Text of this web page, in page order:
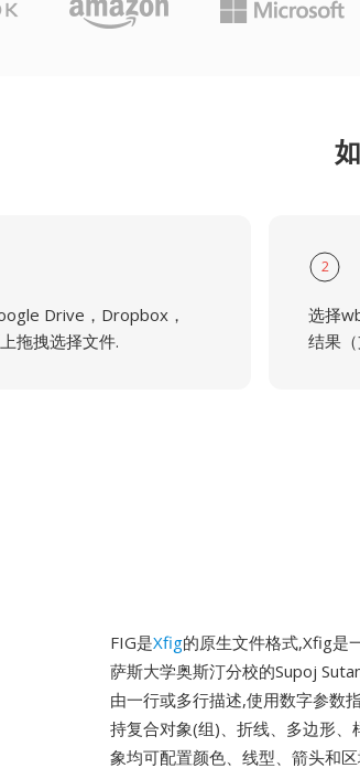
Drive，Dropbox，
拖拽选择文件.
2
选择
结果
FIG是Xfig的原生文件格式,Xfig是
萨斯大学奥斯汀分校的Supoj
由一行或多行描述,使用数字参数
持复合对象(组)、折线、多边形
象均可配置颜色、线型、箭头和